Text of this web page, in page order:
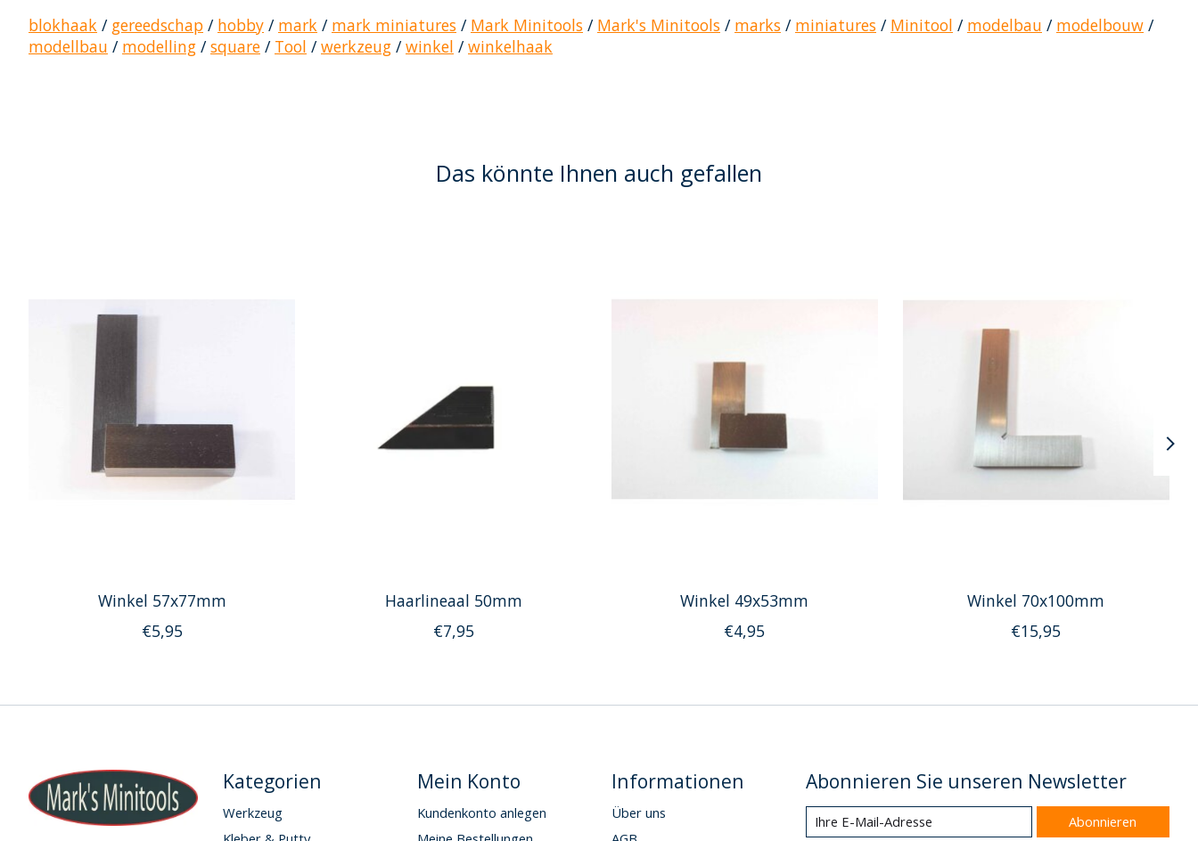
blokhaak / gereedschap / hobby / mark / mark miniatures / Mark Minitools / Mark's Minitools / marks / miniatures / Minitool / modelbau / modelbouw /
modellbau / modelling /square / Tool /werkzeug /winkel /winkelhaak
Das könnte Ihnen auch gefallen
Winkel 57x77mm
€5,95
Haarlineaal 50mm
€7,95
Winkel 49x53mm
€4,95
Winkel 70x100mm
€15,95
Kategorien
Werkzeug
Mein Konto
Kundenkonto anlegen
Informationen
Über uns
Abonnieren Sie unseren Newsletter
Abonnieren